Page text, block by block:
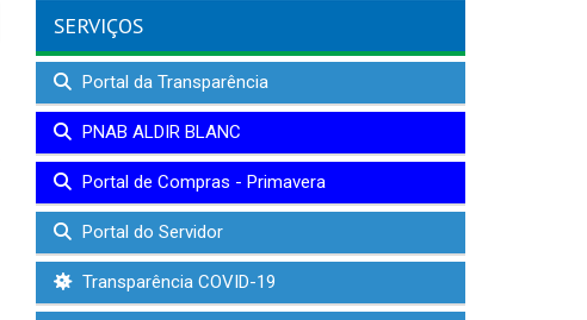
SERVIÇOS
Portal da Transparência
PNAB ALDIR BLANC
Portal de Compras - Primavera
Portal do Servidor
Transparência COVID-19